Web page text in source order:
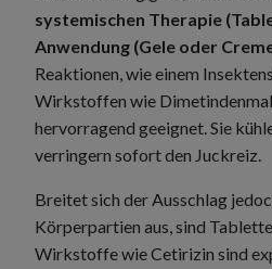
systemischen Therapie
Anwendung (Gele oder
Reaktionen, wie einem
Wirkstoffen wie
hervorragend geeignet. Sie
verringern sofort den Juckreiz.
Breitet sich der Ausschlag
Körperpartien aus, sind
Wirkstoffe wie Cetirizin sind